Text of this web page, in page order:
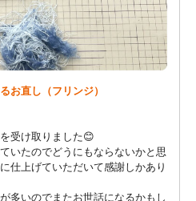
お直し（フリンジ）
受け取りました😊
いたのでどうにもならないかと思
仕上げていただいて感謝しかあり
多いのでまたお世話になるかもし